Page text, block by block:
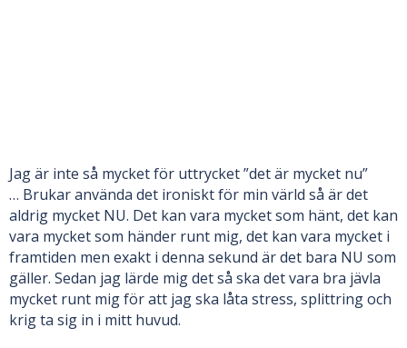
Jag är inte så mycket för uttrycket ”det är mycket nu”
… Brukar använda det ironiskt för min värld så är det
aldrig mycket NU. Det kan vara mycket som hänt, det kan
vara mycket som händer runt mig, det kan vara mycket i
framtiden men exakt i denna sekund är det bara NU som
gäller. Sedan jag lärde mig det så ska det vara bra jävla
mycket runt mig för att jag ska låta stress, splittring och
krig ta sig in i mitt huvud.